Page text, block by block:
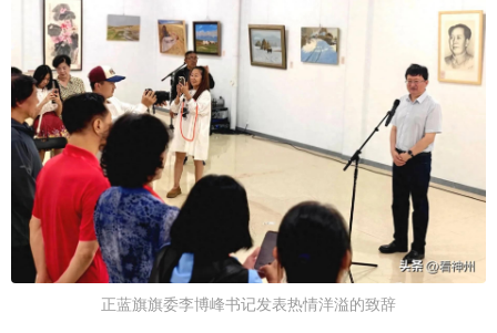
正蓝旗旗委李博峰书记发表热情洋溢的致辞